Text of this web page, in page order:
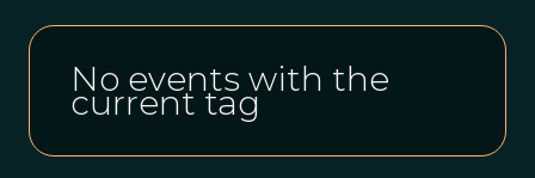
No events with the
current tag